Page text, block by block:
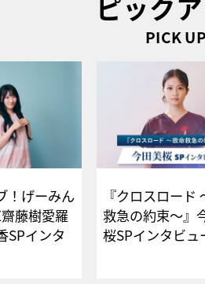
PICK UP
！げーみん
藤樹愛羅
SPインタ
『クロスロード
救急の約束～』
桜SPインタ